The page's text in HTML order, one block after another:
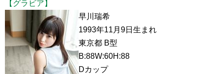
【グラビア】
早川瑞希
1993年11月9日生まれ
東京都 B型
B:88W:60H:88
Dカップ